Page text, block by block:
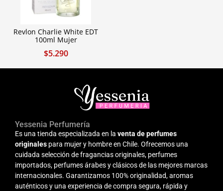
Revlon Charlie White EDT
100ml Mujer
$5.290
Yessenia Perfumería
Es una tienda especializada en la venta de perfumes
originales para mujer y hombre en Chile. Ofrecemos una
cuidada selección de fragancias originales, perfumes
importados, perfumes árabes y clásicos de las mejores marcas
internacionales. Garantizamos 100% originalidad, aromas
auténticos y una experiencia de compra segura, rápida y